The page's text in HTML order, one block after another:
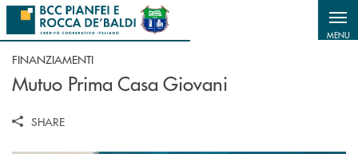
Salta al contenuto principale
MENU
FINANZIAMENTI
Mutuo Prima Casa Giovani
SHARE